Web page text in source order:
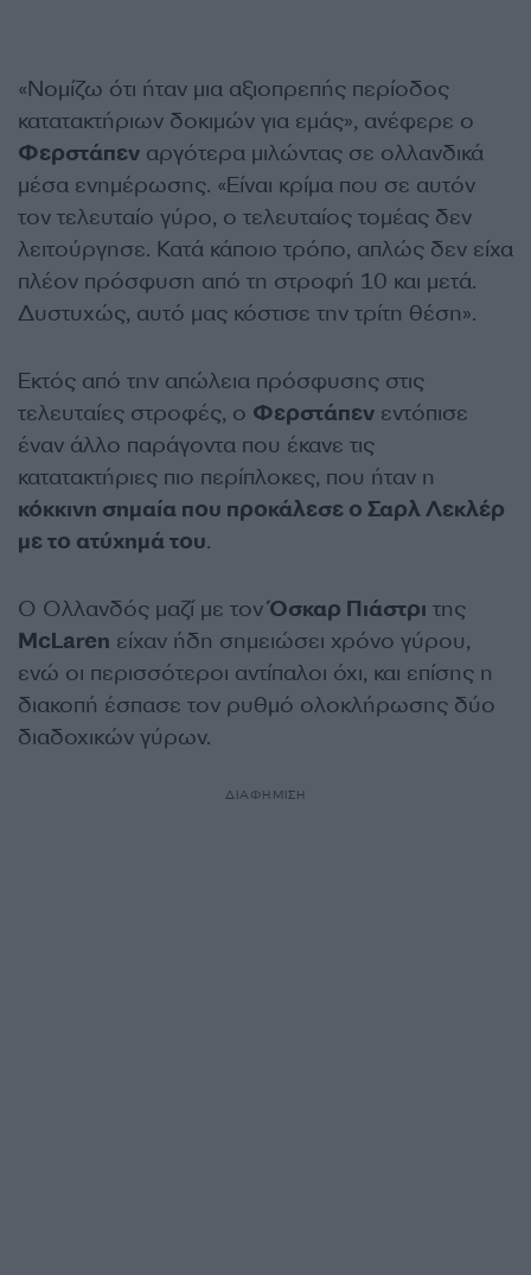
«Νομίζω ότι ήταν μια αξιοπρεπής περίοδος
κατατακτήριων δοκιμών για εμάς», ανέφερε ο
Φερστάπεν αργότερα μιλώντας σε ολλανδικά
μέσα ενημέρωσης. «Είναι κρίμα που σε αυτόν
τον τελευταίο γύρο, ο τελευταίος τομέας δεν
λειτούργησε. Κατά κάποιο τρόπο, απλώς δεν είχα
πλέον πρόσφυση από τη στροφή 10 και μετά.
Δυστυχώς, αυτό μας κόστισε την τρίτη θέση».
Εκτός από την απώλεια πρόσφυσης στις
τελευταίες στροφές, ο Φερστάπεν εντόπισε
έναν άλλο παράγοντα που έκανε τις
κατατακτήριες πιο περίπλοκες, που ήταν η
κόκκινη σημαία που προκάλεσε ο Σαρλ Λεκλέρ
με το ατύχημά του.
Ο Ολλανδός μαζί με τονΌσκαρ Πιάστρι της
McLaren είχαν ήδη σημειώσει χρόνο γύρου,
ενώ οι περισσότεροι αντίπαλοι όχι, και επίσης η
διακοπή έσπασε τον ρυθμό ολοκλήρωσης δύο
διαδοχικών γύρων.
ΔΙΑΦΗΜΙΣΗ